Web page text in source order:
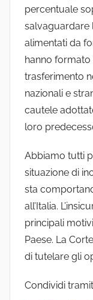
percentuale
salvaguardare
alimentati da
hanno
trasferimento
nazionali e
cautele
loro
Abbiamo tutti
situazione di
sta
all’Italia.
principali
Paese. La
di tutelare gli
Condividi